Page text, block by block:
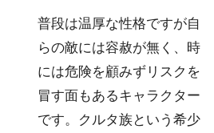
普段は温厚な性格ですが自
らの敵には容赦が無く、時
には危険を顧みずリスクを
冒す面もあるキャラクター
です。クルタ族という希少